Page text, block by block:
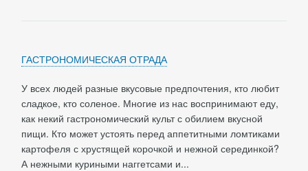
ГАСТРОНОМИЧЕСКАЯ ОТРАДА
У всех людей разные вкусовые предпочтения, кто любит
сладкое, кто соленое. Многие из нас воспринимают еду,
как некий гастрономический культ с обилием вкусной
пищи. Кто может устоять перед аппетитными ломтиками
картофеля с хрустящей корочкой и нежной серединкой?
А нежными куриными наггетсами и...